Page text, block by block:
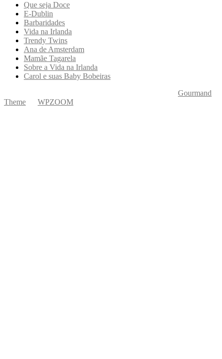
Que seja Doce
E-Dublin
Barbaridades
Vida na Irlanda
Trendy Twins
Ana de Amsterdam
Mamãe Tagarela
Sobre a Vida na Irlanda
Carol e suas Baby Bobeiras
Gourmand
Theme
WPZOOM